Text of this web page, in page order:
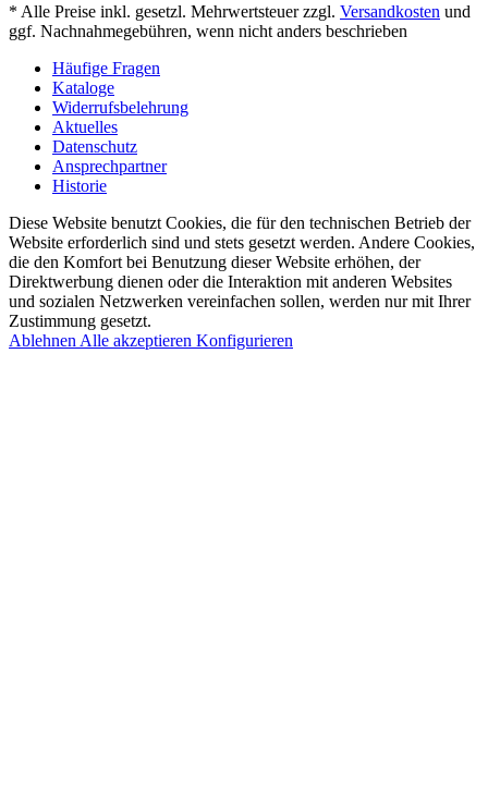
* Alle Preise inkl. gesetzl. Mehrwertsteuer zzgl. Versandkosten und
ggf. Nachnahmegebühren, wenn nicht anders beschrieben
Häufige Fragen
Kataloge
Widerrufsbelehrung
Aktuelles
Datenschutz
Ansprechpartner
Historie
Diese Website benutzt Cookies, die für den technischen Betrieb der
Website erforderlich sind und stets gesetzt werden. Andere Cookies,
die den Komfort bei Benutzung dieser Website erhöhen, der
Direktwerbung dienen oder die Interaktion mit anderen Websites
und sozialen Netzwerken vereinfachen sollen, werden nur mit Ihrer
Zustimmung gesetzt.
Ablehnen Alle akzeptieren Konfigurieren